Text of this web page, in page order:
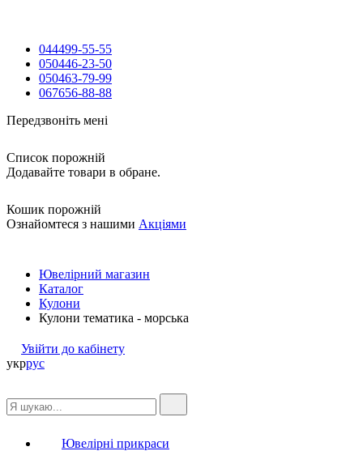
044499-55-55
050446-23-50
050463-79-99
067656-88-88
Передзвоніть мені
Список порожній
Додавайте товари в обране.
Кошик порожній
Ознайомтеся з нашими Акціями
Ювелірний магазин
Каталог
Кулони
Кулони тематика - морська
Увійти до кабінету
укррус
Ювелірні прикраси